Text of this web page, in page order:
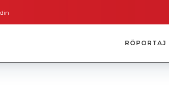
Bodrum’dan İngiltere’ye Kısa Bir Yolculuk
RÖPORTAJ